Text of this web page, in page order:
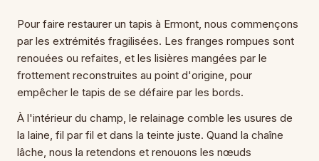
Pour faire restaurer un tapis à Ermont, nous commençons
par les extrémités fragilisées. Les franges rompues sont
renouées ou refaites, et les lisières mangées par le
frottement reconstruites au point d'origine, pour
empêcher le tapis de se défaire par les bords.
À l'intérieur du champ, le relainage comble les usures de
la laine, fil par fil et dans la teinte juste. Quand la chaîne
lâche, nous la retendons et renouons les nœuds